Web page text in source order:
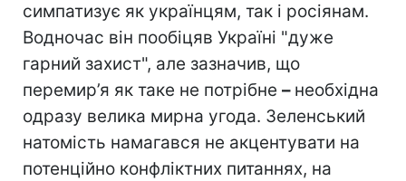
симпатизує як українцям, так і росіянам.
Водночас він пообіцяв Україні "дуже
гарний захист", але зазначив, що
перемир’я як таке не потрібне – необхідна
одразу велика мирна угода. Зеленський
натомість намагався не акцентувати на
потенційно конфліктних питаннях, на